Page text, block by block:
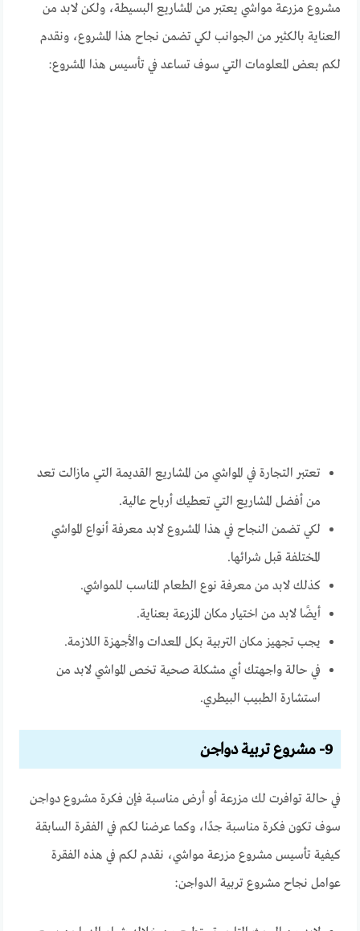
مشروع مزرعة مواشي يعتبر من المشاريع البسيطة، ولكن لابد من
العناية بالكثير من الجوانب لكي تضمن نجاح هذا المشروع، ونقدم
لكم بعض المعلومات التي سوف تساعد في تأسيس هذا المشروع:
تعتبر التجارة في المواشي من المشاريع القديمة التي مازالت تعد
من أفضل المشاريع التي تعطيك أرباح عالية.
لكي تضمن النجاح في هذا المشروع لابد معرفة أنواع المواشي
المختلفة قبل شرائها.
كذلك لابد من معرفة نوع الطعام المناسب للمواشي.
أيضًا لابد من اختيار مكان المزرعة بعناية.
يجب تجهيز مكان التربية بكل المعدات والأجهزة اللازمة.
في حالة واجهتك أي مشكلة صحية تخص المواشي لابد من
استشارة الطبيب البيطري.
9- مشروع تربية دواجن
في حالة توافرت لك مزرعة أو أرض مناسبة فإن فكرة مشروع دواجن
سوف تكون فكرة مناسبة جدًا، وكما عرضنا لكم في الفقرة السابقة
كيفية تأسيس مشروع مزرعة مواشي، نقدم لكم في هذه الفقرة
عوامل نجاح مشروع تربية الدواجن: